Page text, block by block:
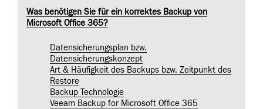
Was benötigen Sie für ein korrektes Backup von
Microsoft Office 365?
Datensicherungsplan bzw.
Datensicherungskonzept
Art & Häufigkeit des Backups bzw. Zeitpunkt des
Restore
Backup Technologie
Veeam Backup for Microsoft Office 365